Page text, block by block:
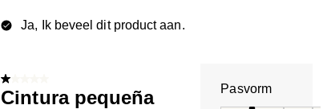
Ja, Ik beveel dit product aan.
1 van 5 sterren.
Cintura pequeña
Pasvorm